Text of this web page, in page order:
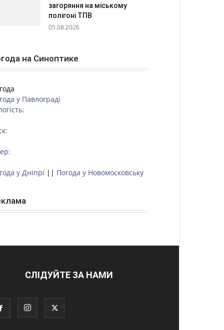
загоряння на міському
полігоні ТПВ
05.08.2026
на Синоптике
у Павлограді
у Дніпрі || Погода у Новомосковську
СЛІДУЙТЕ ЗА НАМИ